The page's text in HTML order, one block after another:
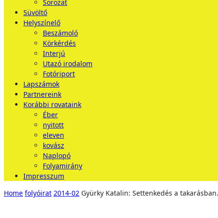
Sorozat
Süvöltő
Helyszínelő
Beszámoló
Körkérdés
Interjú
Utazó irodalom
Fotóriport
Lapszámok
Partnereink
Korábbi rovataink
Éber
nyitott
eleven
kovász
Naplopó
Folyamirány
Impresszum
Home folyóirat 2014-02 Gyürky Katalin: Settenkedés a